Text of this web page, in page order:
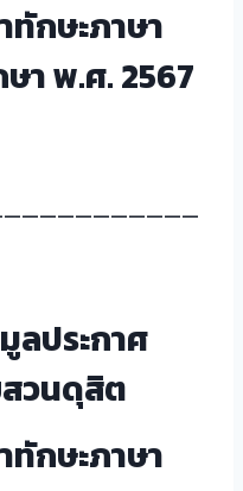
กษะภาษา
า พ.ศ. 2567
ลประกาศ
วนดุสิต
กษะภาษา